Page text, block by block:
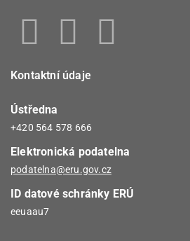
Kontaktní údaje
Ústředna
+420 564 578 666
Elektronická podatelna
podatelna@eru.gov.cz
ID datové schránky ERÚ
eeuaau7